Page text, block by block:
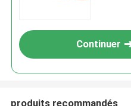
Continuer
produits recommandés